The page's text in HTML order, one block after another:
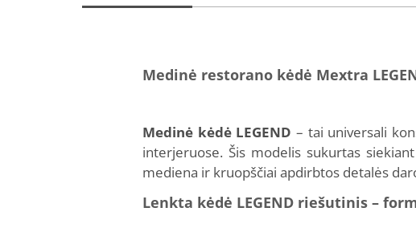
Medinė restorano kėdė Mextra
Medinė kėdė LEGEND – tai universali
interjeruose. Šis modelis sukurtas
mediena ir kruopščiai apdirbtos detalės
Lenkta kėdė LEGEND riešutinis –